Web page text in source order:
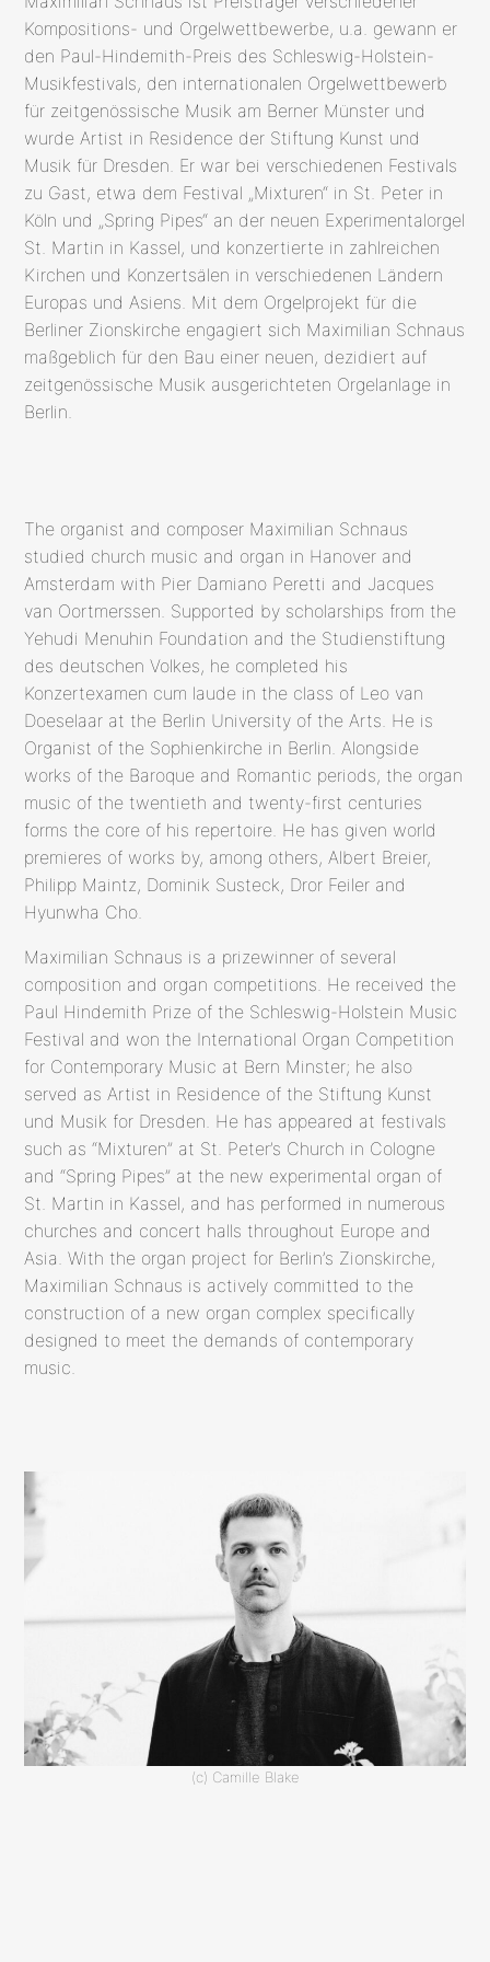
Kompositions- und Orgelwettbewerbe, u.a. gewann er
den Paul-Hindemith-Preis des Schleswig-Holstein-
Musikfestivals, den internationalen Orgelwettbewerb
für zeitgenössische Musik am Berner Münster und
wurde Artist in Residence der Stiftung Kunst und
Musik für Dresden. Er war bei verschiedenen Festivals
zu Gast, etwa dem Festival „Mixturen“ in St. Peter in
Köln und „Spring Pipes“ an der neuen Experimentalorgel
St. Martin in Kassel, und konzertierte in zahlreichen
Kirchen und Konzertsälen in verschiedenen Ländern
Europas und Asiens. Mit dem Orgelprojekt für die
Berliner Zionskirche engagiert sich Maximilian Schnaus
maßgeblich für den Bau einer neuen, dezidiert auf
zeitgenössische Musik ausgerichteten Orgelanlage in
Berlin.
The organist and composer Maximilian Schnaus
studied church music and organ in Hanover and
Amsterdam with Pier Damiano Peretti and Jacques
van Oortmerssen. Supported by scholarships from the
Yehudi Menuhin Foundation and the Studienstiftung
des deutschen Volkes, he completed his
Konzertexamen cum laude in the class of Leo van
Doeselaar at the Berlin University of the Arts. He is
Organist of the Sophienkirche in Berlin. Alongside
works of the Baroque and Romantic periods, the organ
music of the twentieth and twenty-first centuries
forms the core of his repertoire. He has given world
premieres of works by, among others, Albert Breier,
Philipp Maintz, Dominik Susteck, Dror Feiler and
Hyunwha Cho.
Maximilian Schnaus is a prizewinner of several
composition and organ competitions. He received the
Paul Hindemith Prize of the Schleswig-Holstein Music
Festival and won the International Organ Competition
for Contemporary Music at Bern Minster; he also
served as Artist in Residence of the Stiftung Kunst
und Musik for Dresden. He has appeared at festivals
such as “Mixturen” at St. Peter’s Church in Cologne
and “Spring Pipes” at the new experimental organ of
St. Martin in Kassel, and has performed in numerous
churches and concert halls throughout Europe and
Asia. With the organ project for Berlin’s Zionskirche,
Maximilian Schnaus is actively committed to the
construction of a new organ complex specifically
designed to meet the demands of contemporary
music.
(c) Camille Blake